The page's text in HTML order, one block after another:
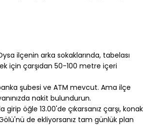
ilçenin arka sokaklarında, tabelası
için çarşıdan 50-100 metre içeri
şubesi ve ATM mevcut. Ama ilçe
nakit bulundurun.
öğle 13.00'de çıkarsanız çarşı, konak
de ekliyorsanız tam günlük plan